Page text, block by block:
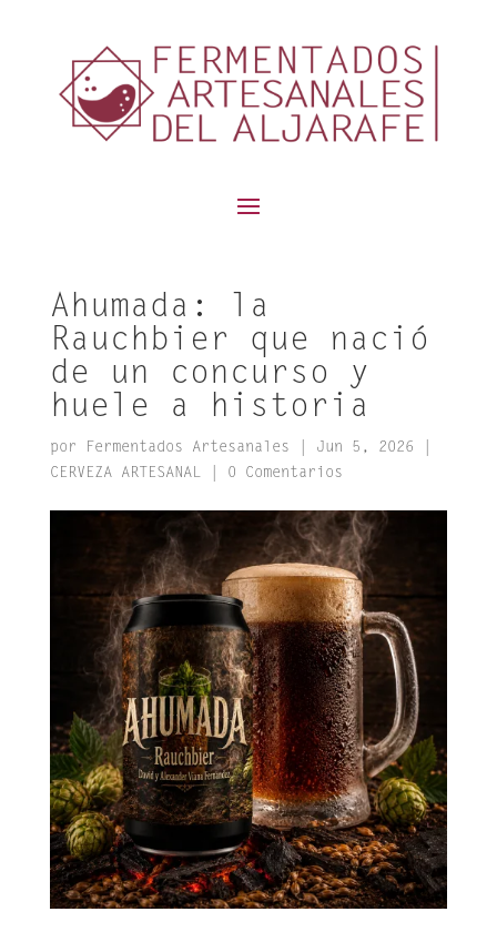
Ahumada: la
Rauchbier que nació
de un concurso y
huele a historia
por Fermentados Artesanales Jun 5, 2026
CERVEZA ARTESANAL| 0 Comentarios